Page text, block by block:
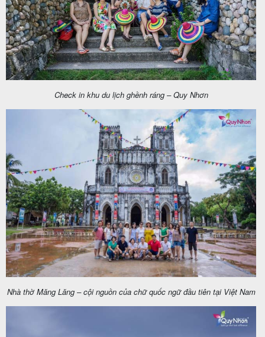
Check in khu du lịch ghềnh ráng – Quy Nhơn
Nhà thờ Măng Lăng – cội nguồn của chữ quốc ngữ đầu tiên tại Việt Nam